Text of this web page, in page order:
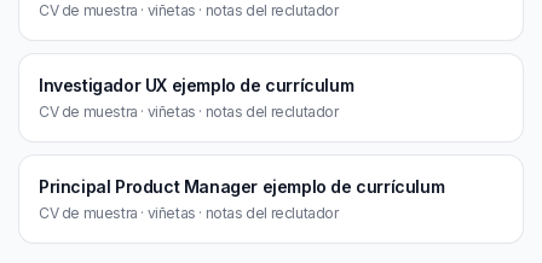
CV de muestra · viñetas · notas del reclutador
Investigador UX ejemplo de currículum
CV de muestra · viñetas · notas del reclutador
Principal Product Manager ejemplo de currículum
CV de muestra · viñetas · notas del reclutador